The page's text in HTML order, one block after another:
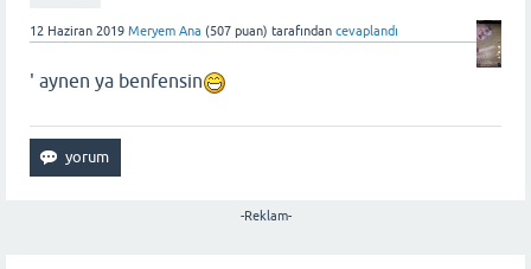
12 Haziran 2019 Meryem Ana (507 puan) tarafından cevaplandı
' aynen ya benfensin
-Reklam-